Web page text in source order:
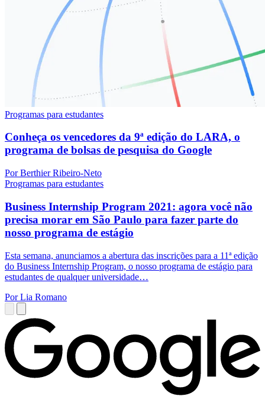
Programas para estudantes
Conheça os vencedores da 9ª edição do LARA, o
programa de bolsas de pesquisa do Google
Por Berthier Ribeiro-Neto
Programas para estudantes
Business Internship Program 2021: agora você não
precisa morar em São Paulo para fazer parte do
nosso programa de estágio
Esta semana, anunciamos a abertura das inscrições para a 11ª edição
do Business Internship Program, o nosso programa de estágio para
estudantes de qualquer universidade…
Por Lia Romano